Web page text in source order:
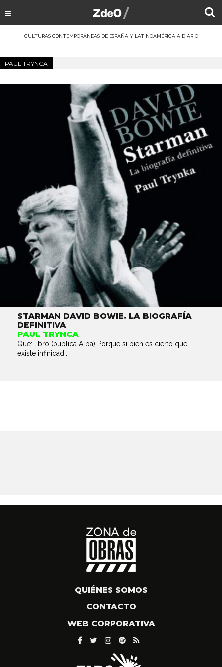
CULTURAS CONTEMPORÁNEAS DE ESPAÑA Y LATINOAMÉRICA A DIARIO
PAUL TRYNCA
STARMAN DAVID BOWIE. LA BIOGRAFÍA
DEFINITIVA
PAUL TRYNCA
Qué: libro (publica Alba) Porque si bien es cierto que
existe infinidad...
QUIÉNES SOMOS
CONTACTO
WEB CORPORATIVA